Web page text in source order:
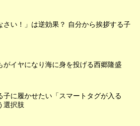
さい！」は逆効果？ 自分から挨拶する子
がイヤになり海に身を投げる西郷隆盛
子に履かせたい「スマートタグが入る
選択肢